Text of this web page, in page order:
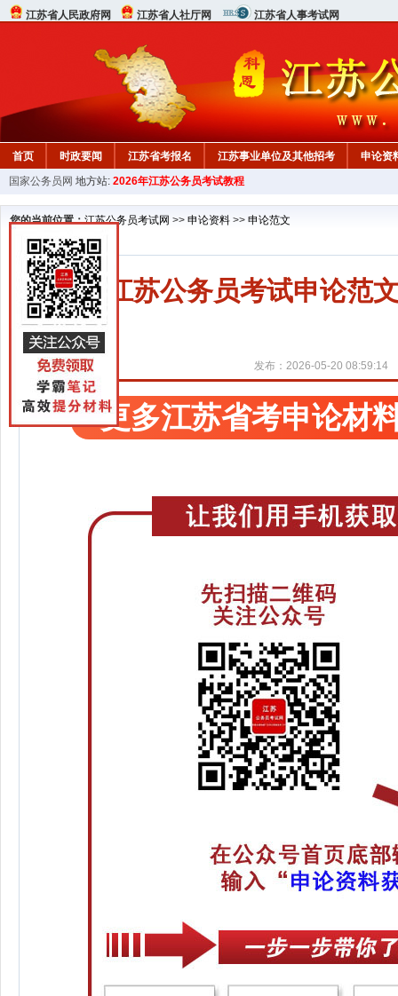
江苏省人民政府网 江苏省人社厅网 江苏省人事考试网
首页 时政要闻 江苏省考报名 江苏事业单位及其他招考
申论资
国家公务员网 地方站: 2026年江苏公务员考试教程
您的当前位置：江苏公务员考试网 >> 申论资料 >> 申论范文
2027江苏公务员考试申论范
发布：2026-05-20 08:59:14
更多江苏省考申论材